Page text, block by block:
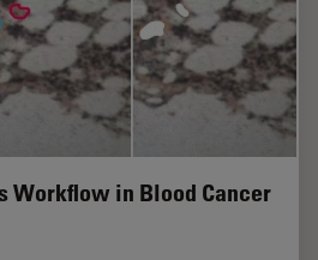
Workflow in Blood Cancer